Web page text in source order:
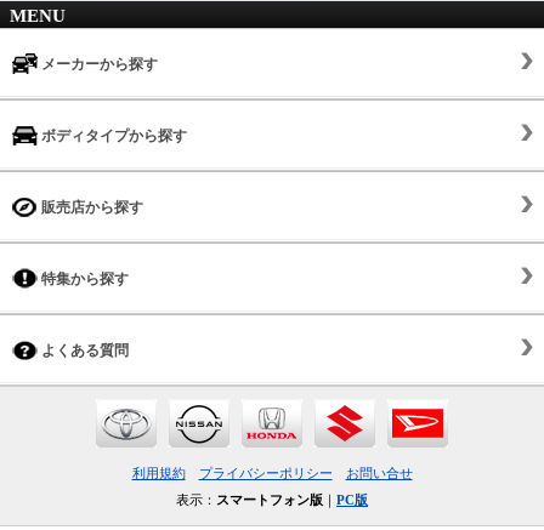
MENU
メーカーから探す
ボディタイプから探す
販売店から探す
特集から探す
よくある質問
利用規約 プライバシーポリシー
お問い合せ
表示： スマートフォン版 ｜ PC版